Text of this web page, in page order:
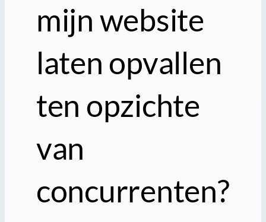
mijn website
laten opvallen
ten opzichte
van
concurrenten?